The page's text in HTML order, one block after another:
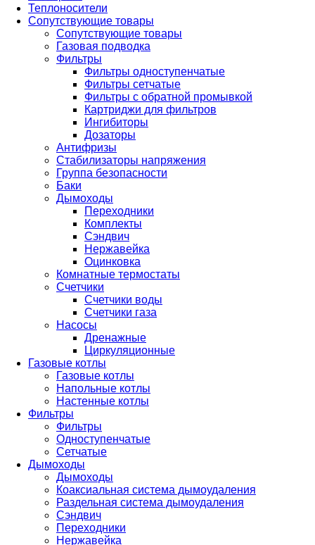
Теплоносители
Сопутствующие товары
Сопутствующие товары
Газовая подводка
Фильтры
Фильтры одноступенчатые
Фильтры сетчатые
Фильтры с обратной промывкой
Картриджи для фильтров
Ингибиторы
Дозаторы
Антифризы
Стабилизаторы напряжения
Группа безопасности
Баки
Дымоходы
Переходники
Комплекты
Сэндвич
Нержавейка
Оцинковка
Комнатные термостаты
Счетчики
Счетчики воды
Счетчики газа
Насосы
Дренажные
Циркуляционные
Газовые котлы
Газовые котлы
Напольные котлы
Настенные котлы
Фильтры
Фильтры
Одноступенчатые
Сетчатые
Дымоходы
Дымоходы
Коаксиальная система дымоудаления
Раздельная система дымоудаления
Сэндвич
Переходники
Нержавейка